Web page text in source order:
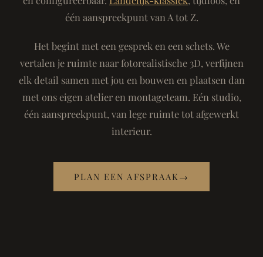
één aanspreekpunt van A tot Z.
Het begint met een gesprek en een schets. We
vertalen je ruimte naar fotorealistische 3D, verfijnen
elk detail samen met jou en bouwen en plaatsen dan
met ons eigen atelier en montageteam. Eén studio,
één aanspreekpunt, van lege ruimte tot afgewerkt
interieur.
PLAN EEN AFSPRAAK →